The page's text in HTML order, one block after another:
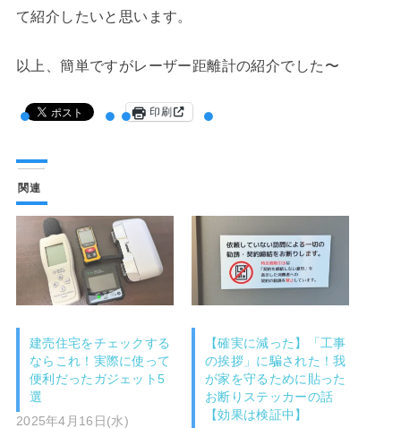
て紹介したいと思います。
以上、簡単ですがレーザー距離計の紹介でした〜
印刷
関連
建売住宅をチェックする
ならこれ！実際に使って
便利だったガジェット5
選
2025年4月16日(水)
【確実に減った】「工事
の挨拶」に騙された！我
が家を守るために貼った
お断りステッカーの話
【効果は検証中】